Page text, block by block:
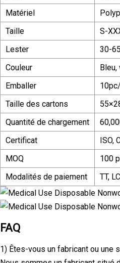
Matériel
Taille
S-
Lester
30-
Couleur
Emballer
Taille des cartons
Quantité de chargement
Certificat
ISO,
MOQ
100
Modalités de paiement
TT,
FAQ
1) Êtes-vous un fabricant ou une